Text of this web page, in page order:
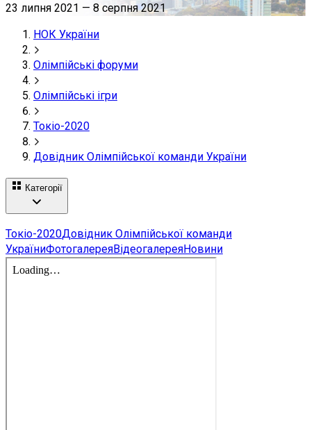
23 липня 2021 — 8 серпня 2021
НОК України
Олімпійські форуми
Олімпійські ігри
Токіо-2020
Довідник Олімпійської команди України
Категорії
Токіо-2020Довідник Олімпійської команди
УкраїниФотогалереяВідеогалереяНовини